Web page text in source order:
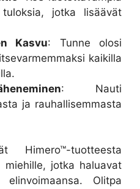
jotka lisäävät
Kasvu: Tunne olosi
kaikilla
: Nauti
ja rauhallisemmasta
tuotteesta
miehille, jotka haluavat
Olitpa